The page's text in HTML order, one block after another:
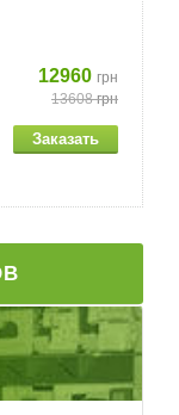
12960 грн
13608грн